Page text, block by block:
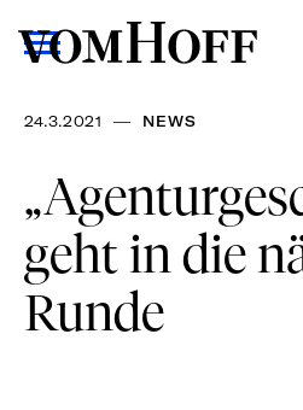
24.3.2021 — NEWS
geht in die
Runde